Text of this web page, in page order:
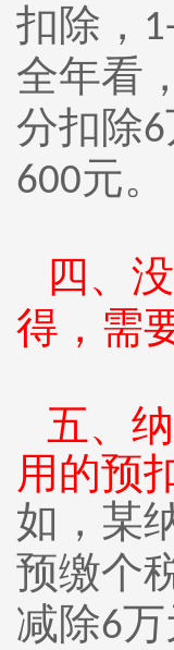
扣除，
全年看
分扣除6
600元。
四、
得，需
五、
用的预
如，某
预缴个
减除6